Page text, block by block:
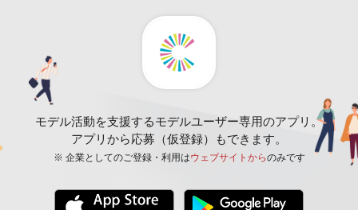
モデル活動を支援するモデルユーザー専用のアプリ。
アプリから応募（仮登録）もできます。
※ 企業としてのご登録・利用はウェブサイトからのみです